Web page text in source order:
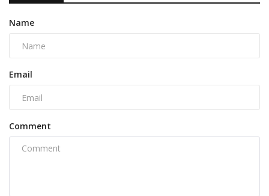
Name
Email
Comment